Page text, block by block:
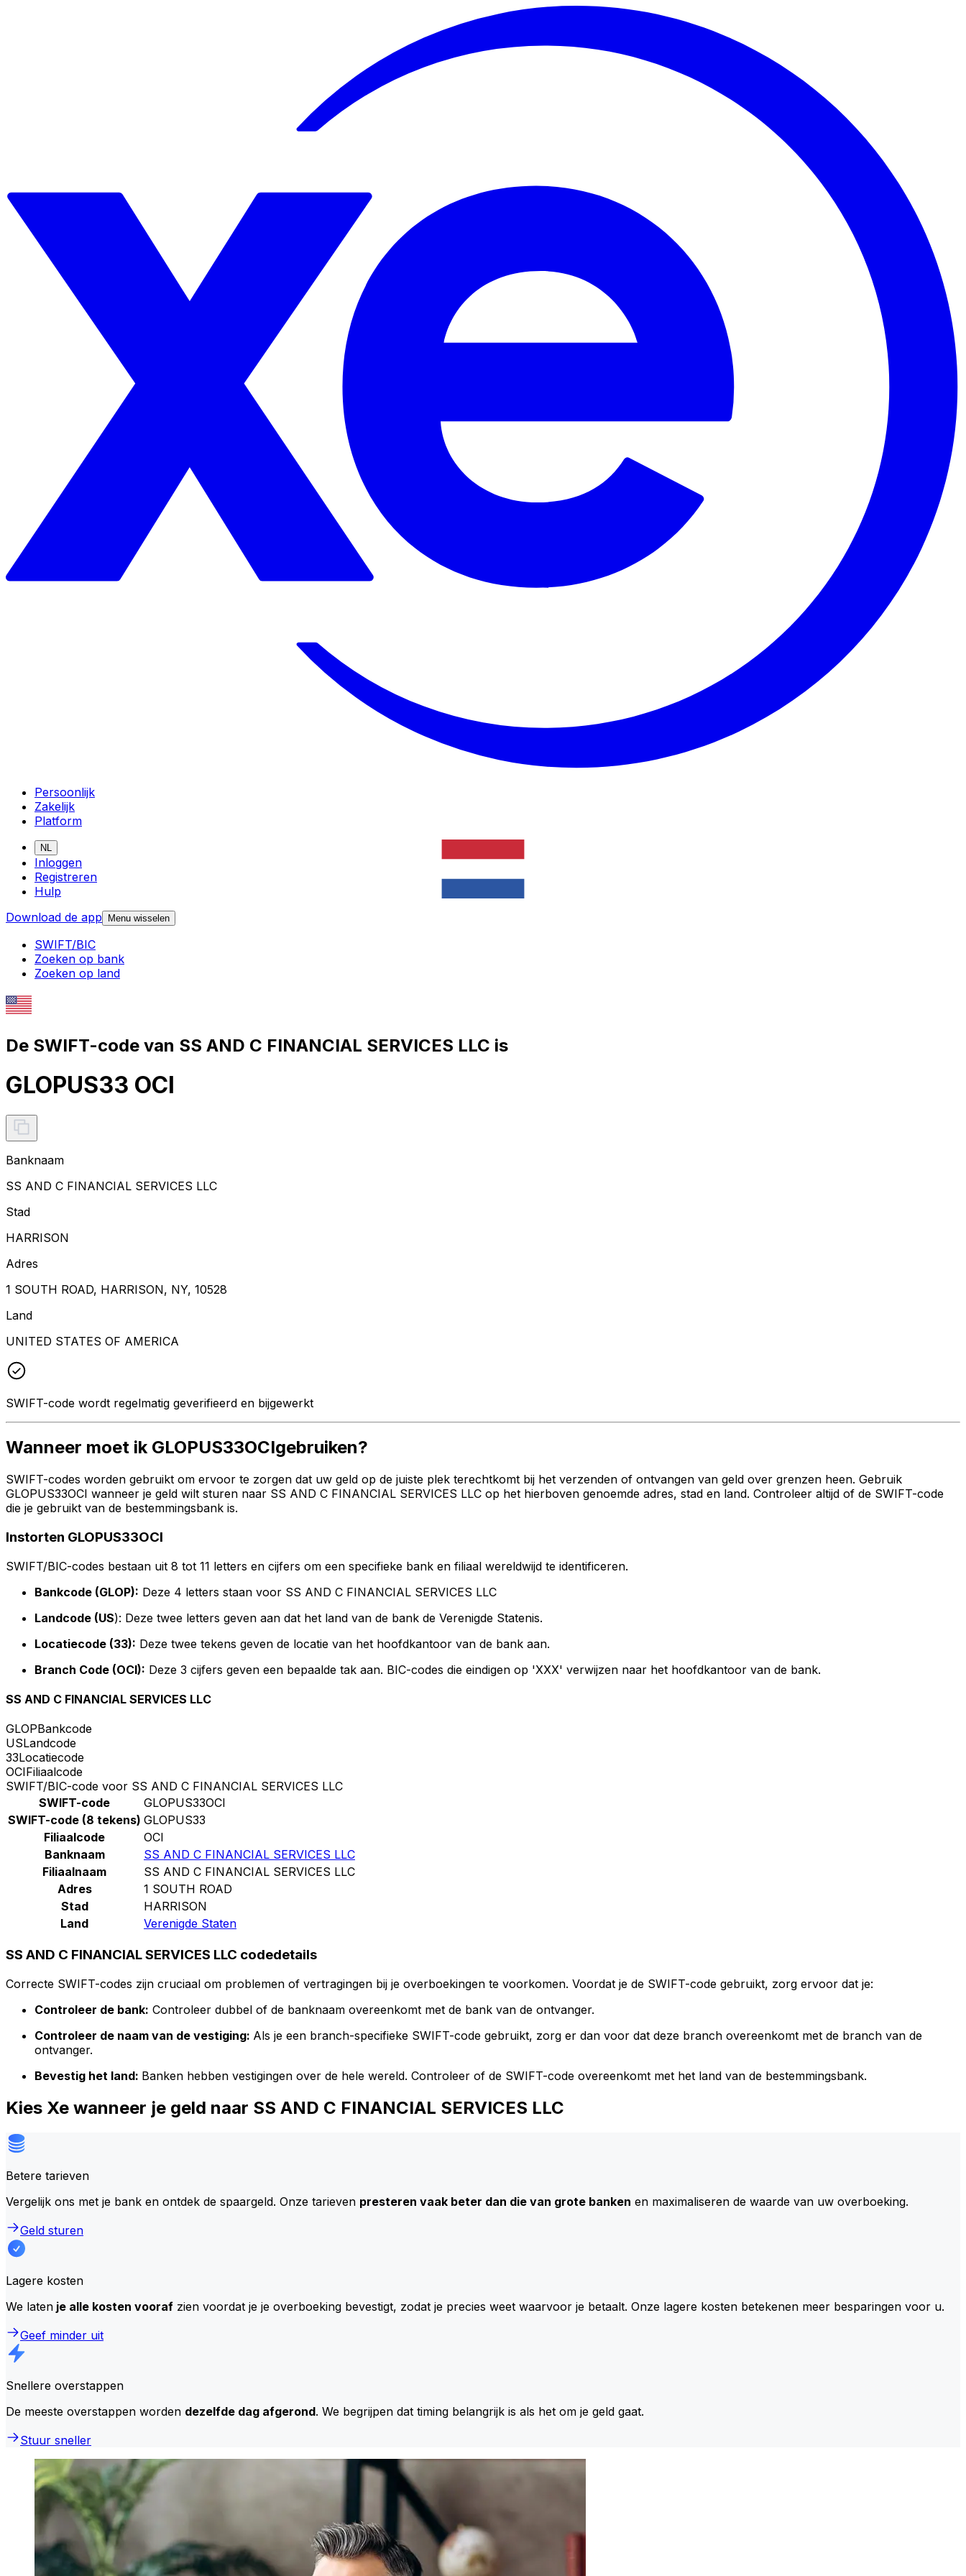
Persoonlijk
Zakelijk
Platform
NL
Inloggen
Registreren
Hulp
Download de app
Menu wisselen
SWIFT/BIC
Zoeken op bank
Zoeken op land
De SWIFT-code van SS AND C FINANCIAL SERVICES LLC is
GLOPUS33 OCI
Banknaam
SS AND C FINANCIAL SERVICES LLC
Stad
HARRISON
Adres
1 SOUTH ROAD, HARRISON, NY, 10528
Land
UNITED STATES OF AMERICA
SWIFT-code wordt regelmatig geverifieerd en bijgewerkt
Wanneer moet ik GLOPUS33OCIgebruiken?
SWIFT-codes worden gebruikt om ervoor te zorgen dat uw geld op de juiste plek terechtkomt bij het verzenden of ontvangen van geld over grenzen heen. Gebruik
GLOPUS33OCI wanneer je geld wilt sturen naar SS AND C FINANCIAL SERVICES LLC op het hierboven genoemde adres, stad en land. Controleer altijd of de SWIFT-code
die je gebruikt van de bestemmingsbank is.
Instorten GLOPUS33OCI
SWIFT/BIC-codes bestaan uit 8 tot 11 letters en cijfers om een specifieke bank en filiaal wereldwijd te identificeren.
Bankcode (GLOP): Deze 4 letters staan voor SS AND C FINANCIAL SERVICES LLC
Landcode (US): Deze twee letters geven aan dat het land van de bank de Verenigde Statenis.
Locatiecode (33): Deze twee tekens geven de locatie van het hoofdkantoor van de bank aan.
Branch Code (OCI): Deze 3 cijfers geven een bepaalde tak aan. BIC-codes die eindigen op 'XXX' verwijzen naar het hoofdkantoor van de bank.
SS AND C FINANCIAL SERVICES LLC
GLOPBankcode
USLandcode
33Locatiecode
OCIFiliaalcode
SWIFT/BIC-code voor SS AND C FINANCIAL SERVICES LLC
SWIFT-code
GLOPUS33OCI
SWIFT-code (8 tekens) GLOPUS33
Filiaalcode
OCI
Banknaam
SS AND C FINANCIAL SERVICES LLC
Filiaalnaam
SS AND C FINANCIAL SERVICES LLC
Adres
1 SOUTH ROAD
Stad
HARRISON
Land
Verenigde Staten
SS AND C FINANCIAL SERVICES LLC codedetails
Correcte SWIFT-codes zijn cruciaal om problemen of vertragingen bij je overboekingen te voorkomen. Voordat je de SWIFT-code gebruikt, zorg ervoor dat je:
Controleer de bank: Controleer dubbel of de banknaam overeenkomt met de bank van de ontvanger.
Controleer de naam van de vestiging: Als je een branch-specifieke SWIFT-code gebruikt, zorg er dan voor dat deze branch overeenkomt met de branch van de
ontvanger.
Bevestig het land: Banken hebben vestigingen over de hele wereld. Controleer of de SWIFT-code overeenkomt met het land van de bestemmingsbank.
Kies Xe wanneer je geld naar SS AND C FINANCIAL SERVICES LLC
Betere tarieven
Vergelijk ons met je bank en ontdek de spaargeld. Onze tarieven presteren vaak beter dan die van grote banken en maximaliseren de waarde van uw overboeking.
Geld sturen
Lagere kosten
We laten je alle kosten vooraf zien voordat je je overboeking bevestigt, zodat je precies weet waarvoor je betaalt. Onze lagere kosten betekenen meer besparingen voor u.
Geef minder uit
Snellere overstappen
De meeste overstappen worden dezelfde dag afgerond. We begrijpen dat timing belangrijk is als het om je geld gaat.
Stuur sneller